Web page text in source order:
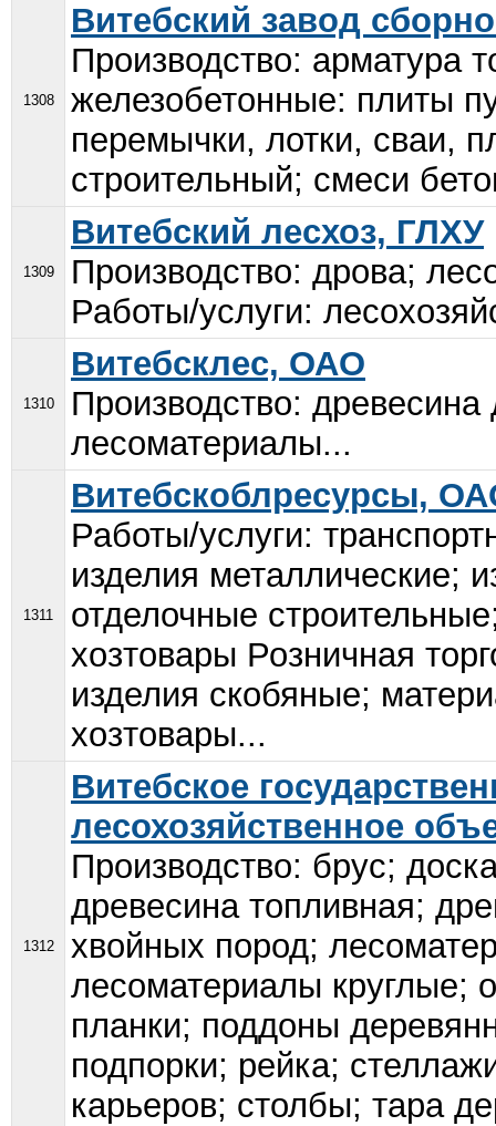
1308
Витебский завод
Производство: арматура
железобетонные: плиты
перемычки, лотки, сваи,
строительный; смеси
1309
Витебский лесхоз, ГЛХУ
Производство: дрова;
Работы/услуги:
1310
Витебсклес, ОАО
Производство:
лесоматериалы...
1311
Витебскоблресурсы,
Работы/услуги:
изделия металлические;
отделочные
хозтовары Розничная
изделия скобяные;
хозтовары...
1312
Витебское
лесохозяйственное
Производство: брус;
древесина топливная;
хвойных пород;
лесоматериалы круглые;
планки; поддоны
подпорки; рейка;
карьеров; столбы; тара